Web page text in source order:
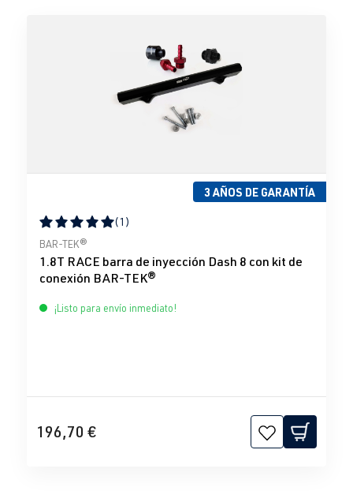
3 AÑOS DE GARANTÍA
Calificación promedio de 5 de 5 estrellas
(1)
BAR-TEK®
1.8T RACE barra de inyección Dash 8 con kit de
conexión BAR-TEK®
¡Listo para envío inmediato!
196,70 €